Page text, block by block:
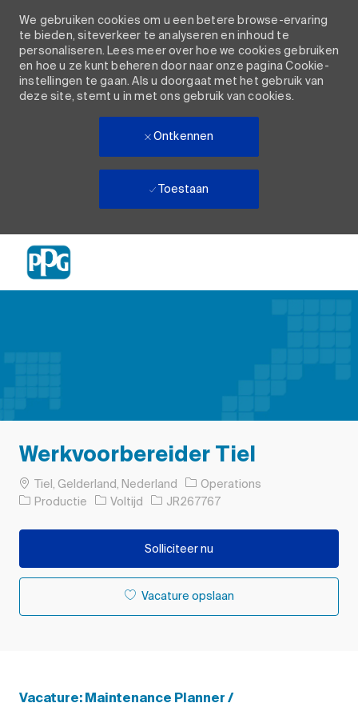
We gebruiken cookies om u een betere browse-ervaring
te bieden, siteverkeer te analyseren en inhoud te
personaliseren. Lees meer over hoe we cookies gebruiken
en hoe u ze kunt beheren door naar onze pagina Cookie-
instellingen te gaan. Als u doorgaat met het gebruik van
deze site, stemt u in met ons gebruik van cookies.
Ontkennen
Toestaan
Werkvoorbereider Tiel
PlaatsTiel, Gelderland, Nederland
Operations
Categorie
Productie Soort baan
Voltijd Taak-ID
JR267767
Solliciteer nu
Vacature opslaan
Vacature: Maintenance Planner /